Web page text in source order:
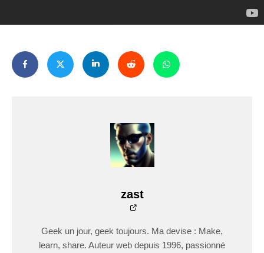
zast
Geek un jour, geek toujours. Ma devise : Make,
learn, share. Auteur web depuis 1996, passionné